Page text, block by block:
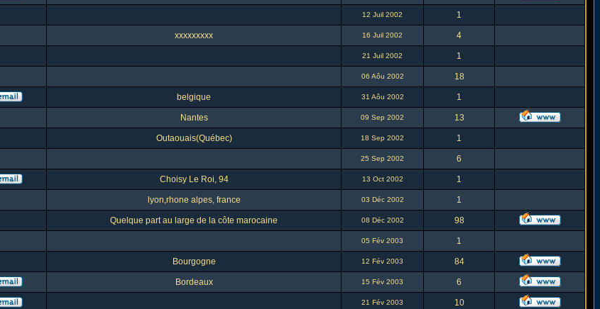
12 Juil 2002 1
xxxxxxxxx 16 Juil 2002 4
21 Juil 2002 1
06 Aôu 2002 18
belgique 31 Aôu 2002 1
Nantes 09 Sep 2002 13
Outaouais(Québec) 18 Sep 2002 1
25 Sep 2002 6
Choisy Le Roi, 94 13 Oct 2002 1
lyon,rhone alpes, france 03 Déc 2002 1
Quelque part au large de la côte marocaine 08 Déc 2002 98
05 Fév 2003 1
Bourgogne 12 Fév 2003 84
Bordeaux 15 Fév 2003 6
21 Fév 2003 10